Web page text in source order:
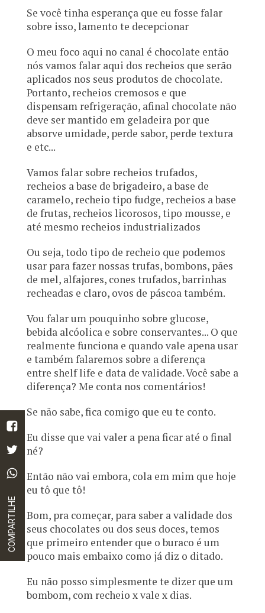
COMPARTILHE
Se você tinha esperança que eu fosse falar
sobre isso, lamento te decepcionar
O meu foco aqui no canal é chocolate então
nós vamos falar aqui dos recheios que serão
aplicados nos seus produtos de chocolate.
Portanto, recheios cremosos e que
dispensam refrigeração, afinal chocolate não
deve ser mantido em geladeira por que
absorve umidade, perde sabor, perde textura
e etc...
Vamos falar sobre recheios trufados,
recheios a base de brigadeiro, a base de
caramelo, recheio tipo fudge, recheios a base
de frutas, recheios licorosos, tipo mousse, e
até mesmo recheios industrializados
Ou seja, todo tipo de recheio que podemos
usar para fazer nossas trufas, bombons, pães
de mel, alfajores, cones trufados, barrinhas
recheadas e claro, ovos de páscoa também.
Vou falar um pouquinho sobre glucose,
bebida alcóolica e sobre conservantes... O que
realmente funciona e quando vale apena usar
e também falaremos sobre a diferença
entre shelf life e data de validade. Você sabe a
diferença? Me conta nos comentários!
Se não sabe, fica comigo que eu te conto.
Eu disse que vai valer a pena ficar até o final
né?
Então não vai embora, cola em mim que hoje
eu tô que tô!
Bom, pra começar, para saber a validade dos
seus chocolates ou dos seus doces, temos
que primeiro entender que o buraco é um
pouco mais embaixo como já diz o ditado.
Eu não posso simplesmente te dizer que um
bombom, com recheio x vale x dias.